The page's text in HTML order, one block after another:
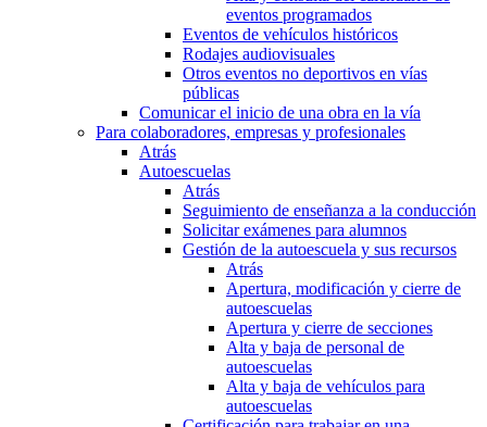
eventos programados
Eventos de vehículos históricos
Rodajes audiovisuales
Otros eventos no deportivos en vías
públicas
Comunicar el inicio de una obra en la vía
Para colaboradores, empresas y profesionales
Atrás
Autoescuelas
Atrás
Seguimiento de enseñanza a la conducción
Solicitar exámenes para alumnos
Gestión de la autoescuela y sus recursos
Atrás
Apertura, modificación y cierre de
autoescuelas
Apertura y cierre de secciones
Alta y baja de personal de
autoescuelas
Alta y baja de vehículos para
autoescuelas